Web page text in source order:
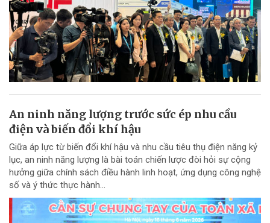
An ninh năng lượng trước sức ép nhu cầu
điện và biến đổi khí hậu
Giữa áp lực từ biến đổi khí hậu và nhu cầu tiêu thụ điện năng kỷ
lục, an ninh năng lượng là bài toán chiến lược đòi hỏi sự cộng
hưởng giữa chính sách điều hành linh hoạt, ứng dụng công nghệ
số và ý thức thực hành...